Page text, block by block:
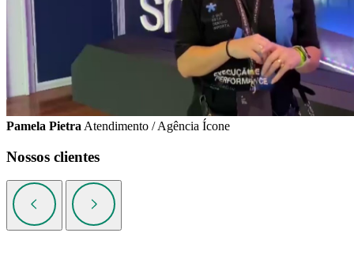
Pamela Pietra Atendimento / Agência Ícone
Nossos clientes